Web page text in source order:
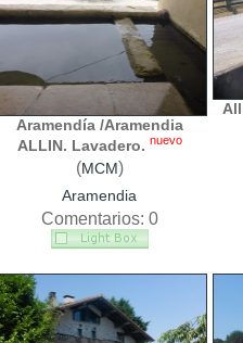
Aramendía /Aramendia
ALLIN. Lavadero. nuevo
(MCM)
Aramendia
Comentarios: 0